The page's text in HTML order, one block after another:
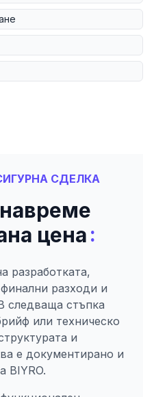
СДЕЛКА
цена:
разработката,
разходи и
следваща стъпка
или техническо
и
е документирано и
BIYRO.